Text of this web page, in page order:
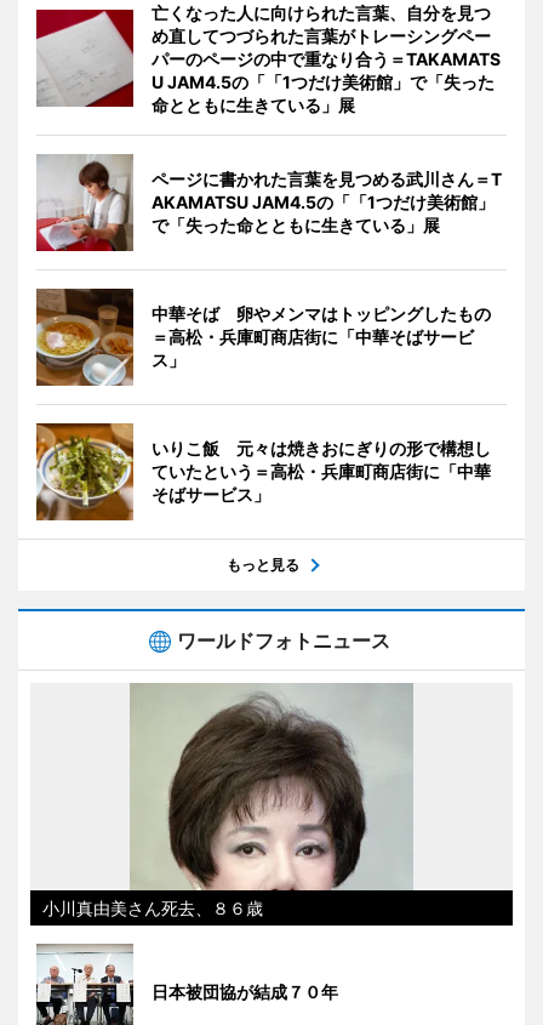
亡くなった人に向けられた言葉、自分を見つ
め直してつづられた言葉がトレーシングペー
パーのページの中で重なり合う＝TAKAMATS
U JAM4.5の「「1つだけ美術館」で「失った
命とともに生きている」展
ページに書かれた言葉を見つめる武川さん＝T
AKAMATSU JAM4.5の「「1つだけ美術館」
で「失った命とともに生きている」展
中華そば 卵やメンマはトッピングしたもの
＝高松・兵庫町商店街に「中華そばサービ
ス」
いりこ飯 元々は焼きおにぎりの形で構想し
ていたという＝高松・兵庫町商店街に「中華
そばサービス」
もっと見る
ワールドフォトニュース
小川真由美さん死去、８６歳
日本被団協が結成７０年